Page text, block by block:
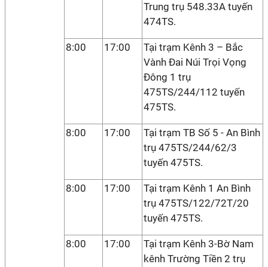
Trung trụ 548.33A tuyến
474TS.
8:00 17:00
Tại trạm Kênh 3 – Bắc
Vành Đai Núi Trọi Vọng
Đông 1 trụ
475TS/244/112 tuyến
475TS.
8:00 17:00
Tại trạm TB Số 5 - An Bình
trụ 475TS/244/62/3
tuyến 475TS.
8:00 17:00
Tại trạm Kênh 1 An Bình
trụ 475TS/122/72T/20
tuyến 475TS.
8:00 17:00
Tại trạm Kênh 3-Bờ Nam
kênh Trường Tiền 2 trụ